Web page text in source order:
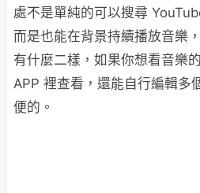
處不是單純的可以搜尋
而是也能在背景持續播放音樂
有什麼二樣，如果你想看音樂
APP 裡查看，還能自行編輯多
便的。